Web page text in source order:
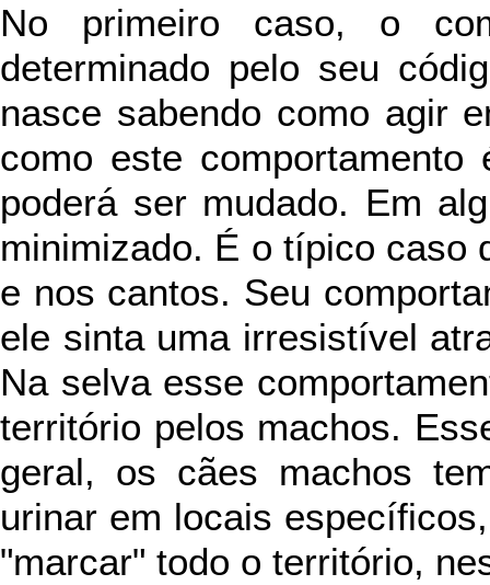
No primeiro caso, o
determinado pelo seu
nasce sabendo como agir
como este
poderá ser mudado. Em
minimizado. É o típico caso
e nos cantos. Seu
ele sinta uma irresistível
Na selva esse
território pelos machos.
geral, os cães machos
urinar em locais
"marcar" todo o território,